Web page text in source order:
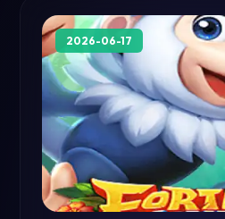
2026-06-17